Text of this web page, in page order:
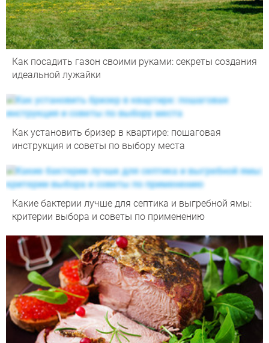
Как посадить газон своими руками: секреты создания
идеальной лужайки
Как установить бризер в квартире: пошаговая
инструкция и советы по выбору места
Какие бактерии лучше для септика и выгребной ямы:
критерии выбора и советы по применению